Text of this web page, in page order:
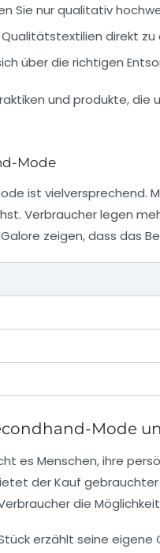
Sie nur qualitativ
direkt
über die richtigen
Mode
ist vielversprechend.
Verbraucher legen
zeigen, dass das
Mode
es Menschen, ihre
der Kauf
die
erzählt seine eigene